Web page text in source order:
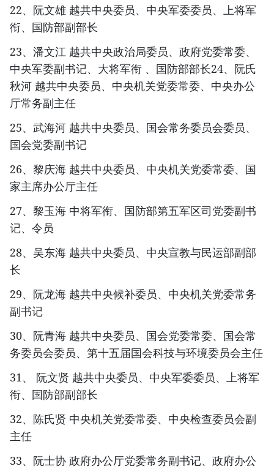
22、阮文雄 越共中央委员、中央军委委员、上将军
衔、国防部副部长
23、潘文江 越共中央政治局委员、政府党委常委、
中央军委副书记、大将军衔 、国防部部长24、阮氏
秋河 越共中央委员、中央机关党委常委、中央办公
厅常务副主任
25、武海河 越共中央委员、国会常务委员会委员、
国会党委副书记
26、黎庆海 越共中央委员、中央机关党委常委、国
家主席办公厅主任
27、黎玉海 中将军衔、国防部第五军区司党委副书
记、令员
28、吴东海 越共中央委员、中央宣教与民运部副部
长
29、阮龙海 越共中央候补委员、中央机关党委常务
副书记
30、阮青海 越共中央委员、国会党委常委、国会常
务委员会委员、第十五届国会科技与环境委员会主任
31、 阮文贤 越共中央委员、中央军委委员、上将军
衔、国防部副部长
32、陈氏贤 中央机关党委常委、中央检查委员会副
主任
33、阮士协 政府办公厅党委常务副书记、政府办公